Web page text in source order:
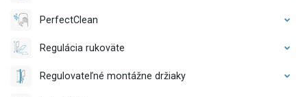
PerfectClean
Regulácia rukoväte
Regulovateľné montážne držiaky